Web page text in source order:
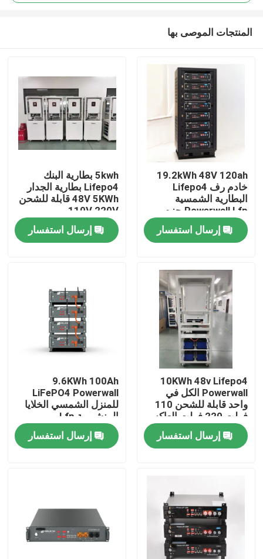
مسكن
معلومات عنا
جولة في المعمل
مراقبة الجودة
اتصل بنا
اطلب اقتباس
بطارية 12 فولت lifepo4
المنتجات الموصى بها
19.2kWh 48V 120ah
خادم رف Lifepo4
البطارية الشمسية
Powerwall Lfp حزم
البطارية
إرسال استفسار
5kwh بطارية البنك
Lifepo4 بطارية الجدار
48V 5KWh قابلة للشحن
110V 220V
إرسال استفسار
10KWh 48v Lifepo4
Powerwall الكل في
واحد قابلة للشحن 110
فولت 220 فولت العاكس
بطارية ليثيوم أيون
الشمسيةإرسال استفسار
9.6KWh 100Ah
LiFePO4 Powerwall
للمنزل الشمسي الخلايا
المنشورية Lfp
إرسال استفسار